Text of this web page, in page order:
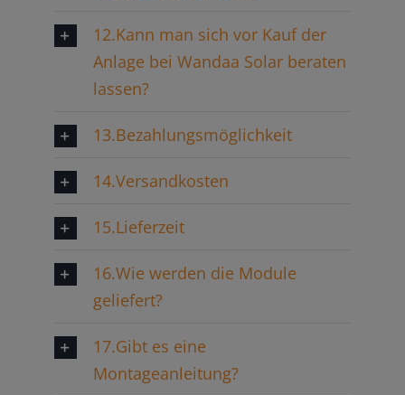
12.Kann man sich vor Kauf der
Anlage bei Wandaa Solar beraten
lassen?
13.Bezahlungsmöglichkeit
14.Versandkosten
15.Lieferzeit
16.Wie werden die Module
geliefert?
17.Gibt es eine
Montageanleitung?